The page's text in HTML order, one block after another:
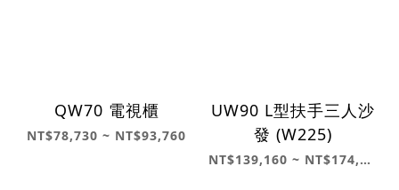
QW70 電視櫃
NT$78,730 ~ NT$93,760
UW90 L型扶手三人沙
發 (W225)
NT$139,160 ~ NT$174,770